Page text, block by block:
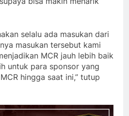
selalu ada masukan dari
masukan tersebut kami
MCR jauh lebih baik
untuk para sponsor yang
hingga saat ini,” tutup